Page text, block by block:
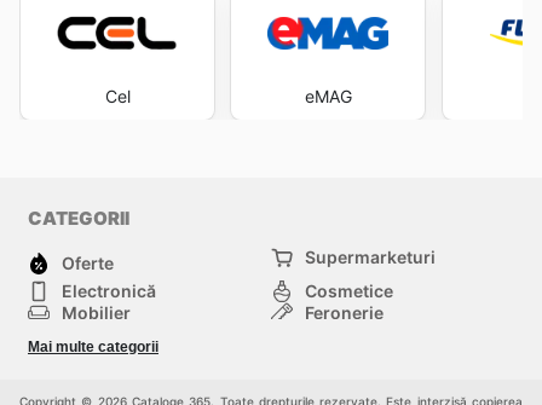
Cel eMAG
CATEGORII
Oferte
Supermarketuri
Electronică
Cosmetice
Mobilier
Feronerie
Copii
Mai multe categorii
Copyright © 2026 Cataloge 365. Toate drepturile rezervate. Este interzisă copierea